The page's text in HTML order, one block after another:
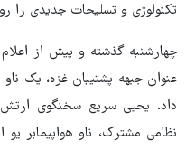
تکنولوژی و تسلیحات جدیدی را
چهارشنبه گذشته و پیش از
عنوان جبهه پشتیبان غزه، یک
داد. یحیی سریع سخنگوی
نظامی مشترک، ناو هواپیمابر